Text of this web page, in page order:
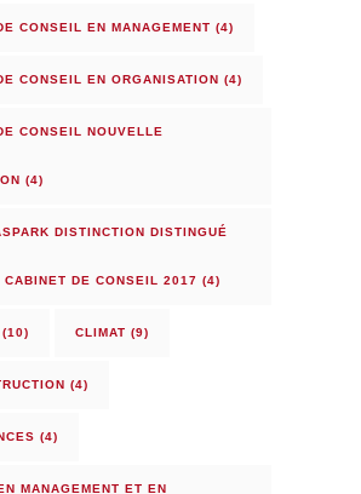
CONSEIL EN MANAGEMENT (4)
CONSEIL EN ORGANISATION (4)
CONSEIL NOUVELLE
(4)
DISTINCTION DISTINGUÉ
CABINET DE CONSEIL 2017 (4)
(10) CLIMAT (9)
(4)
(4)
MANAGEMENT ET EN